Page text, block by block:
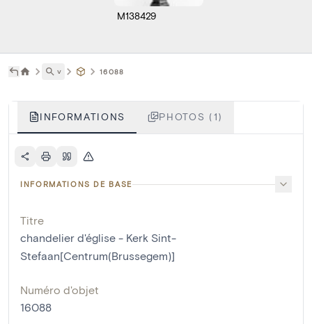
M138429
˅ 16088
INFORMATIONS PHOTOS (1)
INFORMATIONS DE BASE
Titre
chandelier d'église - Kerk Sint-
Stefaan[Centrum(Brussegem)]
Numéro d'objet
16088